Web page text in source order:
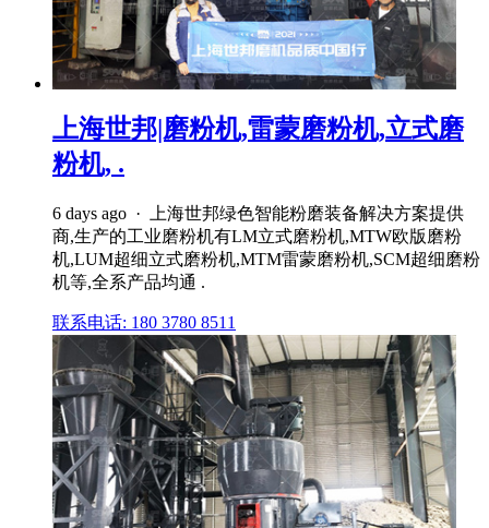
上海世邦|磨粉机,雷蒙磨粉机,立式磨
粉机, .
6 days ago · 上海世邦绿色智能粉磨装备解决方案提供
商,生产的工业磨粉机有LM立式磨粉机,MTW欧版磨粉
机,LUM超细立式磨粉机,MTM雷蒙磨粉机,SCM超细磨粉
机等,全系产品均通 .
联系电话: 180 3780 8511